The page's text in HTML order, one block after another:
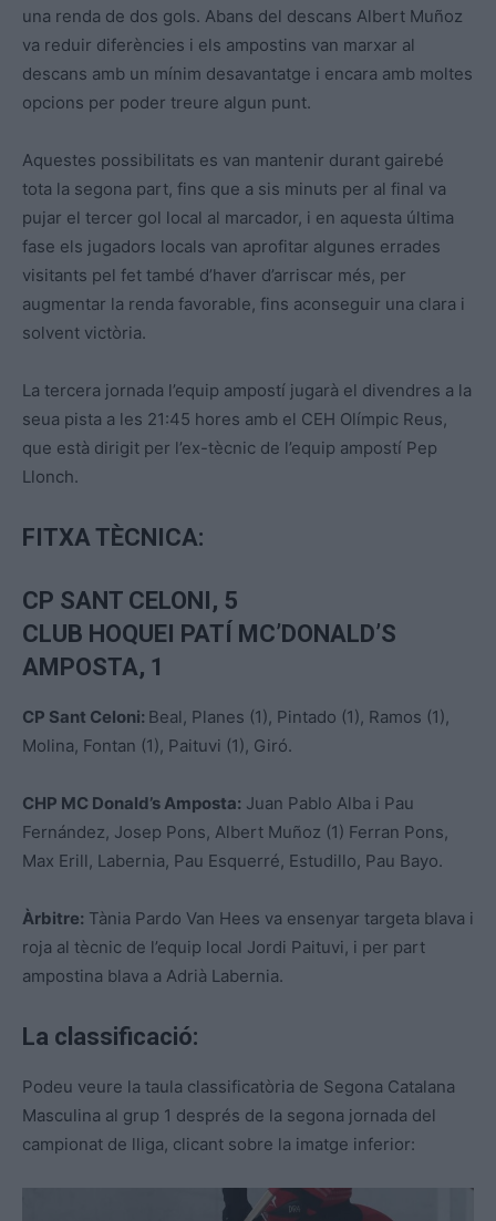
una renda de dos gols. Abans del descans Albert Muñoz
va reduir diferències i els ampostins van marxar al
descans amb un mínim desavantatge i encara amb moltes
opcions per poder treure algun punt.
Aquestes possibilitats es van mantenir durant gairebé
tota la segona part, fins que a sis minuts per al final va
pujar el tercer gol local al marcador, i en aquesta última
fase els jugadors locals van aprofitar algunes errades
visitants pel fet també d’haver d’arriscar més, per
augmentar la renda favorable, fins aconseguir una clara i
solvent victòria.
La tercera jornada l’equip ampostí jugarà el divendres a la
seua pista a les 21:45 hores amb el CEH Olímpic Reus,
que està dirigit per l’ex-tècnic de l’equip ampostí Pep
Llonch.
FITXA TÈCNICA:
CP SANT CELONI, 5
CLUB HOQUEI PATÍ MC’DONALD’S
AMPOSTA, 1
CP Sant Celoni: Beal, Planes (1), Pintado (1), Ramos (1),
Molina, Fontan (1), Paituvi (1), Giró.
CHP MC Donald’s Amposta: Juan Pablo Alba i Pau
Fernández, Josep Pons, Albert Muñoz (1) Ferran Pons,
Max Erill, Labernia, Pau Esquerré, Estudillo, Pau Bayo.
Àrbitre: Tània Pardo Van Hees va ensenyar targeta blava i
roja al tècnic de l’equip local Jordi Paituvi, i per part
ampostina blava a Adrià Labernia.
La classificació:
Podeu veure la taula classificatòria de Segona Catalana
Masculina al grup 1 després de la segona jornada del
campionat de lliga, clicant sobre la imatge inferior: